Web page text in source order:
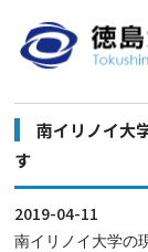
南イリノイ大
す
2019-04-11
南イリノイ大学の